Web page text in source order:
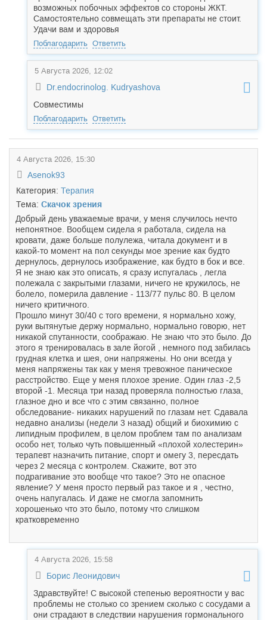
возможных побочных эффектов со стороны ЖКТ.
Самостоятельно совмещать эти препараты не стоит.
Удачи вам и здоровья
Поблагодарить Ответить
5 Августа 2026, 12:02
Dr.endocrinolog. Kudryashova
Совместимы
Поблагодарить Ответить
4 Августа 2026, 15:30
Asenok93
Категория: Терапия
Тема: Скачок зрения
Добрый день уважаемые врачи, у меня случилось нечто
непонятное. Вообщем сидела я работала, сидела на
кровати, даже больше полулежа, читала документ и в
какой-то момент на пол секунды мое зрение как будто
дернулось, дернулось изображение, как будто в бок и все.
Я не знаю как это описать, я сразу испугалась , легла
полежала с закрытыми глазами, ничего не кружилось, не
болело, померила давление - 113/77 пульс 80. В целом
ничего критичного.
Прошло минут 30/40 с того времени, я нормально хожу,
руки вытянутые держу нормально, нормально говорю, нет
никакой спутанности, соображаю. Не знаю что это было. До
этого я тренировалась в зале йогой , немного под забилась
грудная клетка и шея, они напряжены. Но они всегда у
меня напряжены так как у меня тревожное паническое
расстройство. Еще у меня плохое зрение. Один глаз -2,5
второй -1. Месяца три назад проверяла полностью глаза,
глазное дно и все что с этим связанно, полное
обследование- никаких нарушений по глазам нет. Сдавала
недавно анализы (недели 3 назад) общий и биохимию с
липидным профилем, в целом проблем там по анализам
особо нет, только чуть повышенный «плохой холестерин»
терапевт назначить питание, спорт и омегу 3, пересдать
через 2 месяца с контролем. Скажите, вот это
подрагивание это вообще что такое? Это не опасное
явление? У меня просто первый раз такое и я , честно,
очень напугалась. И даже не смогла запомнить
хорошенько что это было, потому что слишком
кратковременно
4 Августа 2026, 15:58
Борис Леонидович
Здравствуйте! С высокой степенью вероятности у вас
проблемы не столько со зрением сколько с сосудами а
они страдают в следствии нарушения гормонального